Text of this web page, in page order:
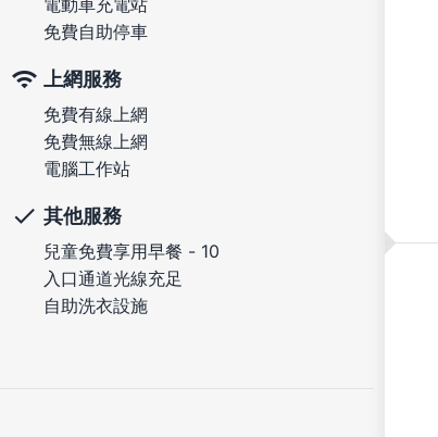
電動車充電站
免費自助停車
上網服務
免費有線上網
免費無線上網
電腦工作站
其他服務
兒童免費享用早餐 - 10
入口通道光線充足
自助洗衣設施